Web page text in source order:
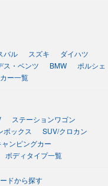
バル スズキ
ダイハツ
ス・ベンツ BMW
ポルシェ
ー一覧
ステーションワゴン
ボックス
SUV/クロカン
ャンピングカー
ボディタイプ一覧
ドから探す